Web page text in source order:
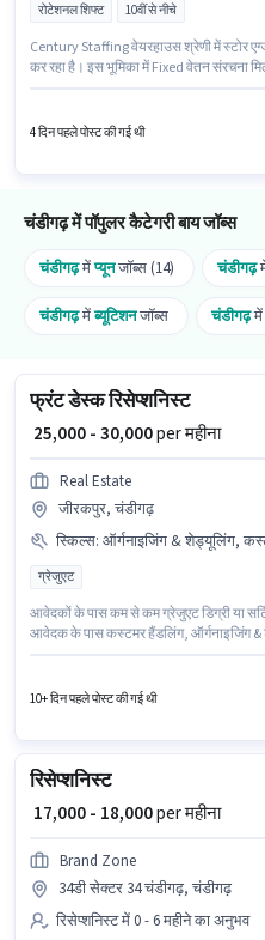
रोटेशनल शिफ्ट 10वीं से नीचे
Century Staffing वेयरहाउस श्रेणी में स्टोर
कर रहा है। इस भूमिका में Fixed वेतन संरचना
फुल टाइम की है, रोटेशनल शिफ्ट के साथ और 6
4 दिन पहले पोस्ट की गई थी
चंडीगढ़ में पॉपुलर कैटेगरी बाय जॉब्स
चंडीगढ़मेंप्यूनजॉब्स (14) चंडीगढ़
चंडीगढ़मेंब्यूटिशनजॉब्स चंडीगढ़में
फ्रंट डेस्क रिसेप्शनिस्ट
₹ 25,000 - 30,000per महीना
Real Estate
जीरकपुर, चंडीगढ़
स्किल्स: ऑर्गनाइजिंग & शेड्यूलिंग,
ग्रेजुएट
आवेदकों के पास कम से कम ग्रेजुएट डिग्री या
आवेदक के पास कस्टमर हैंडलिंग, ऑर्गनाइजिंग &
रिसेप्शनिस्ट के रूप में जुड़ें। PF पद और कंपनी
10+ दिन पहले पोस्ट की गई थी
रिसेप्शनिस्ट
₹ 17,000 - 18,000per महीना
Brand Zone
34डी सेक्टर 34 चंडीगढ़, चंडीगढ़
रिसेप्शनिस्ट में 0 - 6 महीने का अनुभव